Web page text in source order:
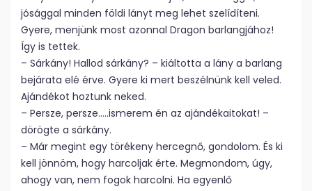
jósággal minden földi lányt meg lehet szelídíteni.
Gyere, menjünk most azonnal Dragon barlangjához!
Így is tettek.
– Sárkány! Hallod sárkány? – kiáltotta a lány a barlang
bejárata elé érve. Gyere ki mert beszélnünk kell veled.
Ajándékot hoztunk neked.
– Persze, persze…..ismerem én az ajándékaitokat! –
dörögte a sárkány.
– Már megint egy törékeny hercegnő, gondolom. És ki
kell jönnöm, hogy harcoljak érte. Megmondom, úgy,
ahogy van, nem fogok harcolni. Ha egyenlő